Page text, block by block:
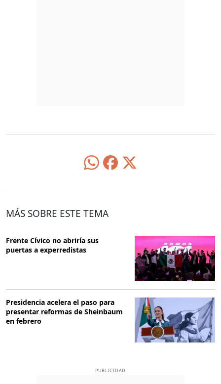
MÁS SOBRE ESTE TEMA
Frente Cívico no abriría sus
puertas a experredistas
Presidencia acelera el paso para
presentar reformas de Sheinbaum
en febrero
PUBLICIDAD